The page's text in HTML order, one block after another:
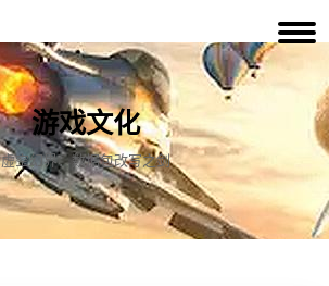
游戏文化
虚空幻界：数据包改写之剑